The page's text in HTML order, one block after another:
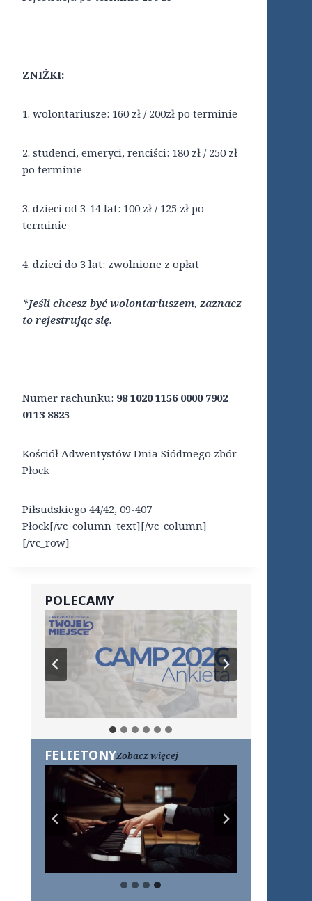
ZNIŻKI:
1. wolontariusze: 160 zł / 200zł po terminie
2. studenci, emeryci, renciści: 180 zł / 250 zł
po terminie
3. dzieci od 3-14 lat: 100 zł / 125 zł po
terminie
4. dzieci do 3 lat: zwolnione z opłat
*Jeśli chcesz być wolontariuszem, zaznacz
to rejestrując się.
Numer rachunku: 98 1020 1156 0000 7902
0113 8825
Kościół Adwentystów Dnia Siódmego zbór
Płock
Piłsudskiego 44/42, 09-407
Płock[/vc_column_text][/vc_column]
[/vc_row]
POLECAMY
FELIETONYZobacz więcej